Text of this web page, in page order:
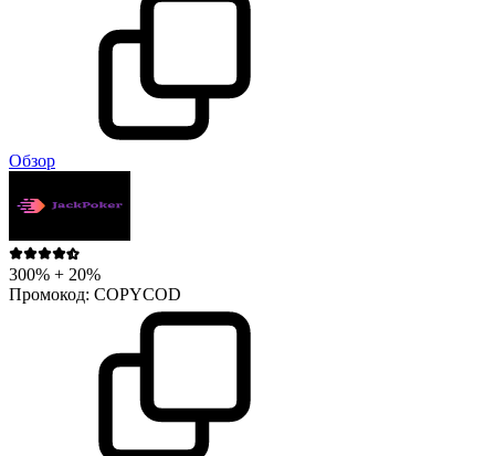
Обзор
300% + 20%
Промокод: COPYCOD